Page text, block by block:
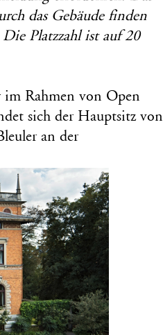
das Gebäude finden
Platzzahl ist auf 20
im Rahmen von Open
sich der Hauptsitz von
an der